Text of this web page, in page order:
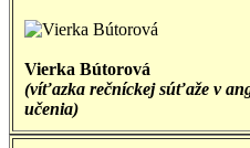
Vierka Bútorová
(víťazka rečníckej súťaže v
učenia)